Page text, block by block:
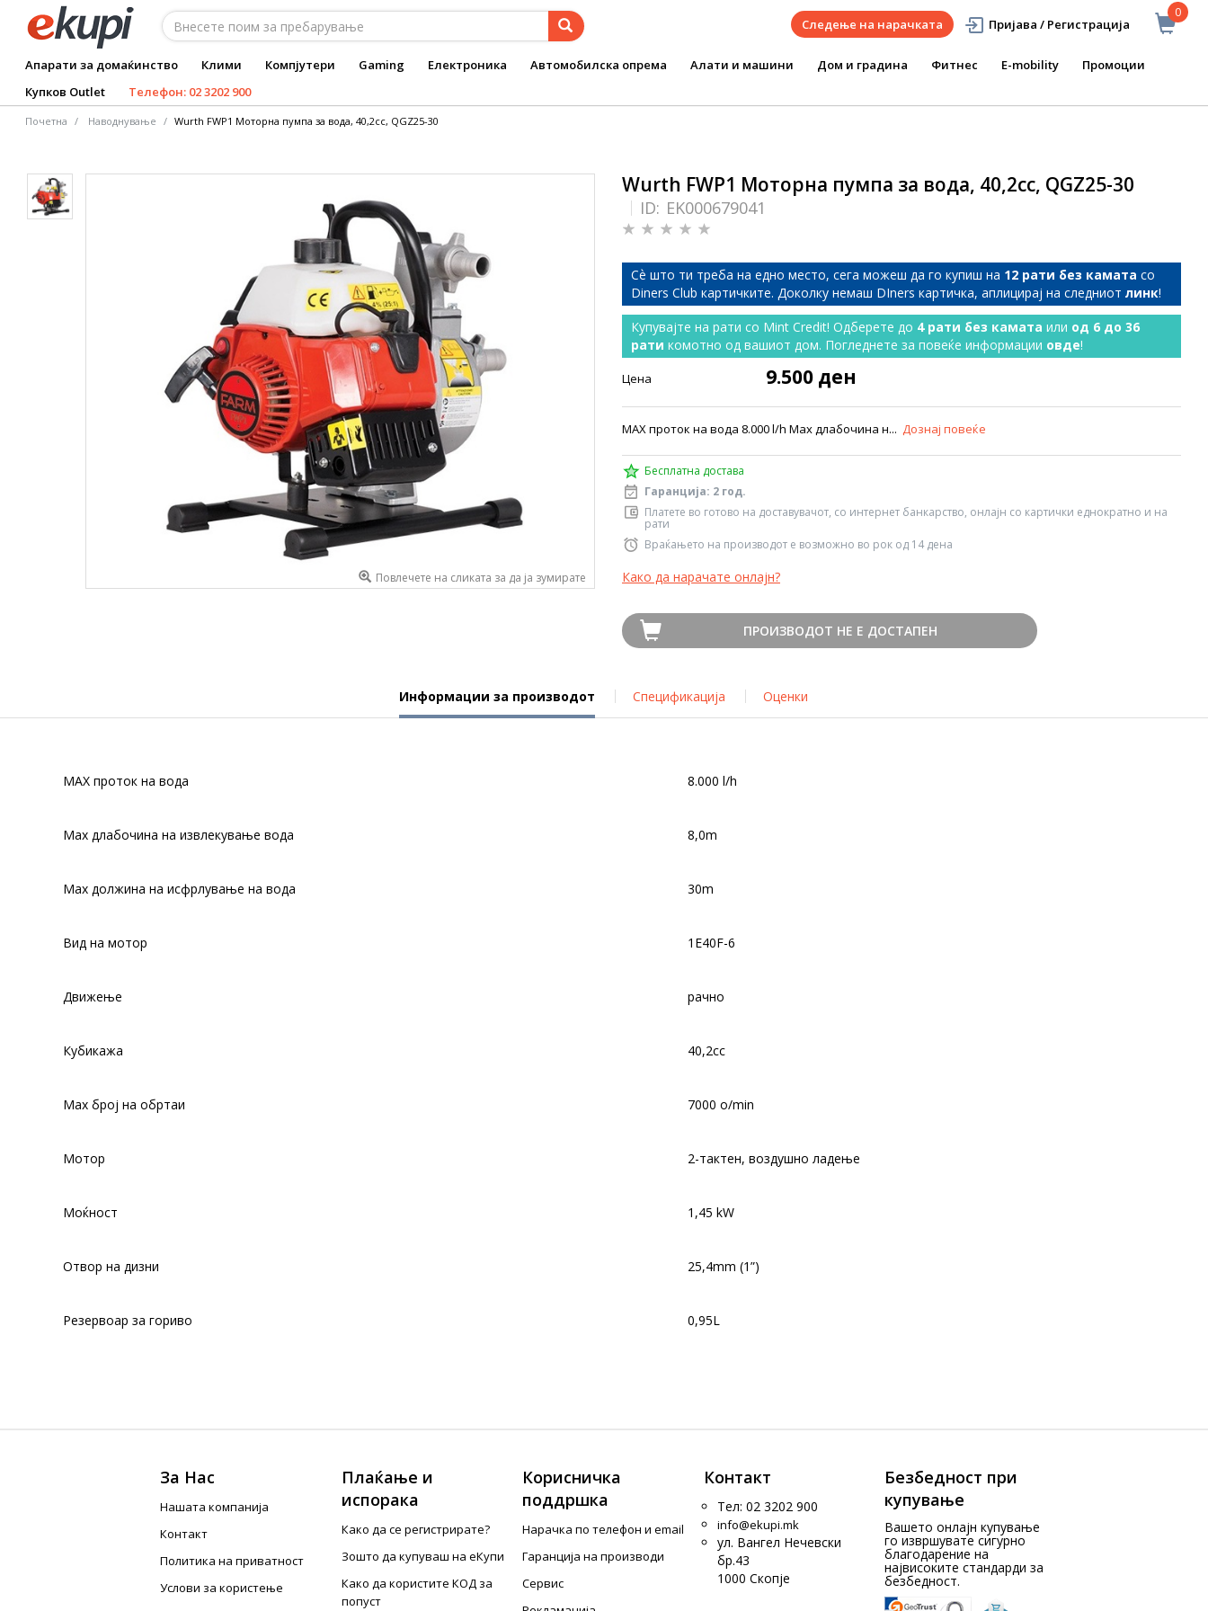
0
Следење на нарачката Пријава / Регистрација
Апарати за домаќинство Клими Компјутери Gaming Електроника Автомобилска опрема Алати и машини Дом и градина Фитнес E-mobility
Промоции
Купков Outlet
Телефон: 02 3202 900
Почетна Наводнување Wurth FWP1 Моторна пумпа за вода, 40,2сс, QGZ25-30
Повлечете на сликата за да ја зумирате
Wurth FWP1 Моторна пумпа за вода, 40,2сс, QGZ25-30
ID: EK000679041
Сѐ што ти треба на едно место, сега можеш да го купиш на 12 рати без камата со
Diners Club картичките. Доколку немаш DIners картичка, аплицирај на следниот линк!
Купувајте на рати со Mint Credit! Одберете до 4 рати без камата или од 6 до 36
рати комотно од вашиот дом. Погледнете за повеќе информации овде!
Цена 9.500 ден
MAX проток на вода 8.000 l/h Max длабочина н... Дознај повеќе
Бесплатна достава
Гаранција: 2 год.
Платете во готово на доставувачот, со интернет банкарство, онлајн со картички еднократно и на
рати
Враќањето на производот е возможно во рок од 14 дена
Како да нарачате онлајн?
ПРОИЗВОДОТ НЕ Е ДОСТАПЕН
Информации за производот Спецификација Оценки
MAX проток на вода 8.000 l/h
Max длабочина на извлекување вода 8,0m
Max должина на исфрлување на вода 30m
Вид на мотор 1E40F-6
Движење рачно
Кубикажа 40,2cc
Мах број на обртаи 7000 o/min
Мотор 2-тактен, воздушно ладење
Моќност 1,45 kW
Отвор на дизни 25,4mm (1”)
Резервоар за гориво 0,95L
За Нас
Нашата компанија
Контакт
Политика на приватност
Услови за користење
Плаќање и
испорака
Како да се регистрирате?
Зошто да купуваш на еКупи
Како да користите КОД за
попуст
Корисничка
поддршка
Нарачка по телефон и еmail
Гаранција на производи
Сервис
Контакт
Тел: 02 3202 900
info@ekupi.mk
ул. Вангел Нечевски
бр.43
1000 Скопје
Безбедност при
купување
Вашето онлајн купување
го извршувате сигурно
благодарение на
највисоките стандарди за
безбедност.